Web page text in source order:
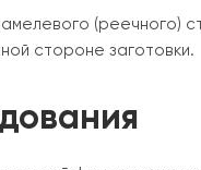
стороне заготовки.